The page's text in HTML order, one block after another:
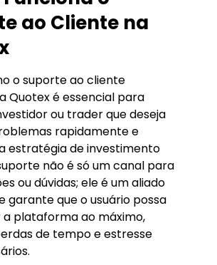
ao Cliente na
o suporte ao cliente
Quotex é essencial para
ou trader que deseja
rapidamente e
estratégia de investimento
não é só um canal para
ou dúvidas; ele é um aliado
garante que o usuário possa
plataforma ao máximo,
de tempo e estresse